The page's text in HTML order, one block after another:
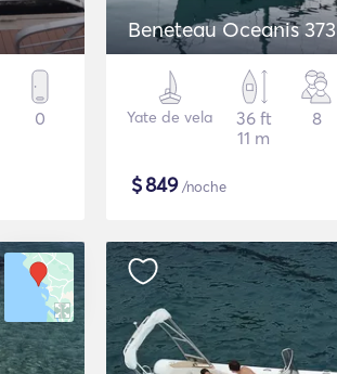
0
Beneteau Oceanis 373
Yate de vela
36 ft
11 m
8
$849/noche